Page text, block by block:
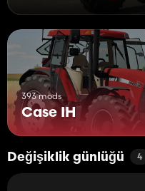
393 mods
Case IH
Değişiklik günlüğü 4